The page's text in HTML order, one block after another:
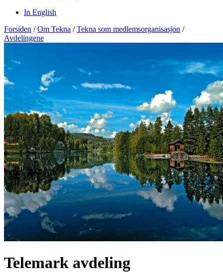
In English
Forsiden / Om Tekna / Tekna som medlemsorganisasjon /
Avdelingene
Telemark avdeling